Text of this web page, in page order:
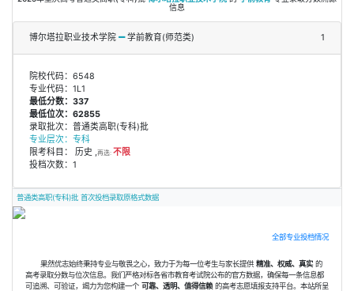
信息
博尔塔拉职业技术学院 学前教育(师范类) 1
院校代码：6548
专业代码：1L1
最低分数：337
最低位次：62855
录取批次：普通类高职(专科)批
专业层次：专科
限考科目： 历史 ,再选: 不限
投档次数：1
普通类高职(专科)批 首次投档录取原格式数据
全部专业投档情况
果然优志始终秉持专业与敬畏之心，致力于为每一位考生与家长提供 精准、权威、真实的
高考录取分数与位次信息。我们严格对标各省市教育考试院公布的官方数据，确保每一条信息都
可追溯、可验证，竭力为您构建一个 可靠、透明、值得信赖 的高考志愿填报支持平台。本站所呈